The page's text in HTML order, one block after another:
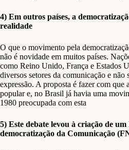
4) Em outros países, a
realidade
O que o movimento pela
não é novidade em muitos países.
como Reino Unido, França e Estados
diversos setores da comunicação e
expressão. A proposta é fazer com que
popular e, no Brasil já havia uma
1980 preocupada com esta
5) Este debate levou à criação de
democratização da Comunicação